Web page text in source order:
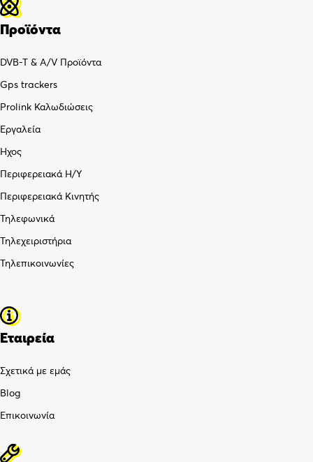
Προϊόντα
DVB-T & A/V Προϊόντα
Gps trackers
Prolink Καλωδιώσεις
Εργαλεία
Ήχος
Περιφερειακά Η/Υ
Περιφερειακά Κινητής
Τηλεφωνικά
Τηλεχειριστήρια
Τηλεπικοινωνίες
Εταιρεία
Σχετικά με εμάς
Blog
Επικοινωνία